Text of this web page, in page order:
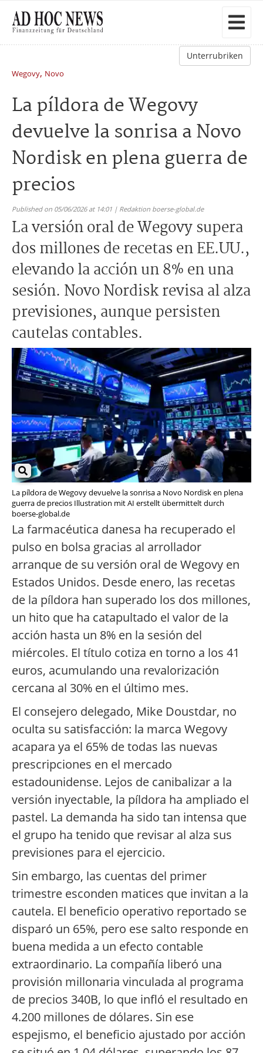
Unterrubriken
Wegovy, Novo
La píldora de Wegovy
devuelve la sonrisa a Novo
Nordisk en plena guerra de
precios
Published on 05/06/2026 at 14:01 | Redaktion boerse-global.de
La versión oral de Wegovy supera
dos millones de recetas en EE.UU.,
elevando la acción un 8% en una
sesión. Novo Nordisk revisa al alza
previsiones, aunque persisten
cautelas contables.
La píldora de Wegovy devuelve la sonrisa a Novo Nordisk en plena
guerra de precios Illustration mit AI erstellt übermittelt durch
boerse-global.de
La farmacéutica danesa ha recuperado el
pulso en bolsa gracias al arrollador
arranque de su versión oral de Wegovy en
Estados Unidos. Desde enero, las recetas
de la píldora han superado los dos millones,
un hito que ha catapultado el valor de la
acción hasta un 8% en la sesión del
miércoles. El título cotiza en torno a los 41
euros, acumulando una revalorización
cercana al 30% en el último mes.
El consejero delegado, Mike Doustdar, no
oculta su satisfacción: la marca Wegovy
acapara ya el 65% de todas las nuevas
prescripciones en el mercado
estadounidense. Lejos de canibalizar a la
versión inyectable, la píldora ha ampliado el
pastel. La demanda ha sido tan intensa que
el grupo ha tenido que revisar al alza sus
previsiones para el ejercicio.
Sin embargo, las cuentas del primer
trimestre esconden matices que invitan a la
cautela. El beneficio operativo reportado se
disparó un 65%, pero ese salto responde en
buena medida a un efecto contable
extraordinario. La compañía liberó una
provisión millonaria vinculada al programa
de precios 340B, lo que infló el resultado en
4.200 millones de dólares. Sin ese
espejismo, el beneficio ajustado por acción